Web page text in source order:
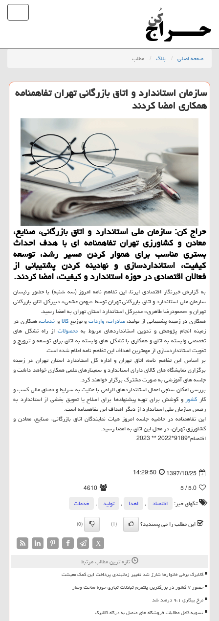
صفحه اصلی بلاگ مطلب
سازمان استاندارد و اتاق بازرگانی تهران تفاهمنامه
همكاری امضا كردند
حراج كن: سازمان ملی استاندارد و اتاق بازرگانی، صنایع،
معادن و كشاورزی تهران تفاهمنامه ای با هدف احداث
بستری مناسب برای هموار كردن مسیر رشد، توسعه
كیفیت، استانداردسازی و نهادینه كردن پشتیبانی از
فعالان اقتصادی در حوزه استاندارد و كیفیت، امضا كردند.
به گزارش خبرنگار اقتصادی ایرنا، این تفاهم نامه امروز (سه شنبه) با حضور رئیسان
سازمان ملی استاندارد و اتاق بازرگانی تهران توسط «بهمن عشقی» دبیركل اتاق بازرگانی
تهران و «محمودرضا طاهری» مدیركل استاندارد استان تهران به امضا رسید.
همكاری در زمینه پشتیبانی از تولید،صادرات،وارداتو توزیعكالاوخدمات، همكاری در
زمینه انجام پژوهش و تدوین استانداردهای مربوط به محصولات از راه تشكل های
تخصصی وابسته به اتاق و همكاری با تشكل های وابسته به اتاق برای توسعه و ترویج و
تقویت استانداردسازی از مهمترین اهداف این تفاهم نامه اعلام شده است.
بر اساس این تفاهم نامه، اتاق تهران و اداره كل استاندارد استان تهران در زمینه
برگزاری نمایشگاه های كالای دارای استاندارد و سمینارهای علمی همكاری خواهد داشت و
جلسه های آموزشی به صورت مشترك برگزار خواهند كرد.
بررسی امكان سنجی اعمال استانداردهای الزامی با عنایت به شرایط و فضای مالی كسب و
كار كشورو كوشش برای تهیه پیشنهادها برای اصلاح یا تعویق بخشی از استاندارد به
رئیس سازمان ملی استاندارد از دیگر اهداف این تفاهمنامه است.
این تفاهمنامه در حاشیه جلسه امروز هیات نمایندگان اتاق بازرگانی، صنایع، معادن و
كشاورزی تهران، در محل این اتاق به امضا رسید.
اقتصام*9189*2022 ** 2023
1397/10/25
14:29:50
5.0
/ 5
4610
تگهای خبر:
اقتصاد , اهدا , تولید ,
خدمات
این مطلب را می پسندید؟
(1)
(0)
X
تازه ترین مطالب مرتبط
کالابرگ برخی خانوارها شارژ شد تغییر زمانبندی پرداخت این کمک معیشت
حضور ۷ کشور در بزرگترین پلتفرم تبادلات تجاری حوزه ساخت وساز
نرخ بیکاری ۹،۱ درصد شد
تسویه کامل مطالبات فروشگاه های متصل به درگاه کالابرگ